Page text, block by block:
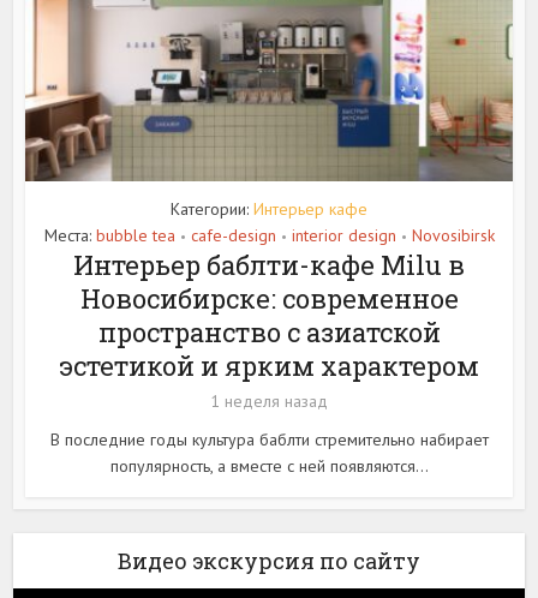
Категории: Интерьер кафе
Места: bubble tea • cafe-design • interior design • Novosibirsk
Интерьер баблти-кафе Milu в
Новосибирске: современное
пространство с азиатской
эстетикой и ярким характером
1 неделя назад
В последние годы культура баблти стремительно набирает
популярность, а вместе с ней появляются...
Видео экскурсия по сайту